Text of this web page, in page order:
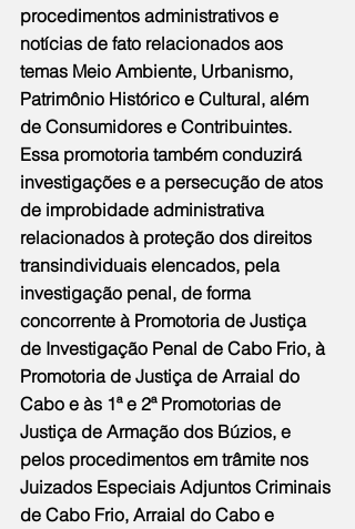
procedimentos administrativos e
notícias de fato relacionados aos
temas Meio Ambiente, Urbanismo,
Patrimônio Histórico e Cultural, além
de Consumidores e Contribuintes.
Essa promotoria também conduzirá
investigações e a persecução de atos
de improbidade administrativa
relacionados à proteção dos direitos
transindividuais elencados, pela
investigação penal, de forma
concorrente à Promotoria de Justiça
de Investigação Penal de Cabo Frio, à
Promotoria de Justiça de Arraial do
Cabo e às 1ª e 2ª Promotorias de
Justiça de Armação dos Búzios, e
pelos procedimentos em trâmite nos
Juizados Especiais Adjuntos Criminais
de Cabo Frio, Arraial do Cabo e